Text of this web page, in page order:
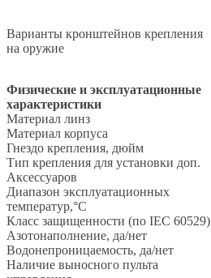
Варианты кронштейнов крепления
на оружие
Физические и эксплуатационные
характеристики
Материал линз
Материал корпуса
Гнездо крепления, дюйм
Тип крепления для установки доп.
Аксессуаров
Диапазон эксплуатационных
температур,°С
Класс защищенности (по IEC 60529)
Азотонаполнение, да/нет
Водонепроницаемость, да/нет
Наличие выносного пульта